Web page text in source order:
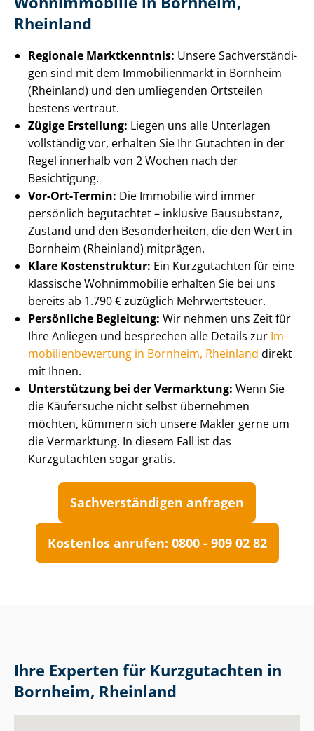
Rheinland
Regionale Marktkenntnis: Unsere Sach­ver­stän­di­
gen sind mit dem Immobilienmarkt in Bornheim
(Rheinland) und den umliegenden Ortsteilen
bestens vertraut.
Zügige Erstellung: Liegen uns alle Unterlagen
vollständig vor, erhalten Sie Ihr Gutachten in der
Regel innerhalb von 2 Wochen nach der
Besichtigung.
Vor-Ort-Termin: Die Immobilie wird immer
persönlich begutachtet – inklusive Bausubstanz,
Zustand und den Besonderheiten, die den Wert in
Bornheim (Rheinland) mitprägen.
Klare Kostenstruktur: Ein Kurzgutachten für eine
klassische Wohnimmobilie erhalten Sie bei uns
bereits ab 1.790 € zuzüglich Mehrwertsteuer.
Persönliche Begleitung: Wir nehmen uns Zeit für
Ihre Anliegen und besprechen alle Details zur Im­
mo­bi­li­en­be­wer­tung in Bornheim, Rheinland direkt
mit Ihnen.
Unterstützung bei der Vermarktung: Wenn Sie
die Käufersuche nicht selbst übernehmen
möchten, kümmern sich unsere Makler gerne um
die Vermarktung. In diesem Fall ist das
Kurzgutachten sogar gratis.
Sach­ver­stän­di­gen anfragen
Kostenlos anrufen: 0800 - 909 02 82
Ihre Experten für Kurzgutachten in
Bornheim, Rheinland